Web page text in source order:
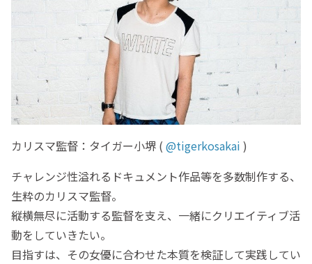
カリスマ監督：タイガー小堺 ( @tigerkosakai )
チャレンジ性溢れるドキュメント作品等を多数制作する、
生粋のカリスマ監督。
縦横無尽に活動する監督を支え、一緒にクリエイティブ活
動をしていきたい。
目指すは、その女優に合わせた本質を検証して実践してい